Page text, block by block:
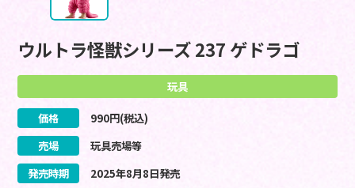
ウルトラ怪獣シリーズ 237 ゲドラゴ
玩具
価格 990円(税込)
売場
玩具売場等
発売時期
2025年8月8日発売